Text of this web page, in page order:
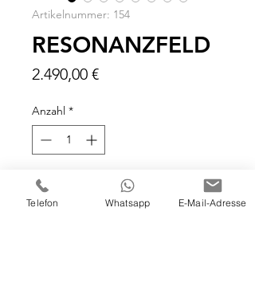
Artikelnummer: 154
RESONANZFELD
2.490,00 €Preis
Anzahl *
In den Warenkorb
Telefon Whatsapp E-Mail-Adresse